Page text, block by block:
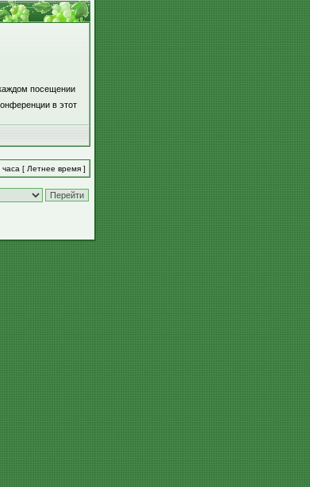
посещении
в этот
часа [ Летнее время ]